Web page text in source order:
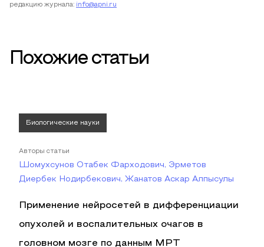
редакцию журнала: info@apni.ru
Похожие статьи
Биологические науки
Авторы статьи
Шомухсунов Отабек Фарходович, Эрметов
Диербек Нодирбекович, Жанатов Аскар Алпысулы
Применение нейросетей в дифференциации
опухолей и воспалительных очагов в
головном мозге по данным МРТ